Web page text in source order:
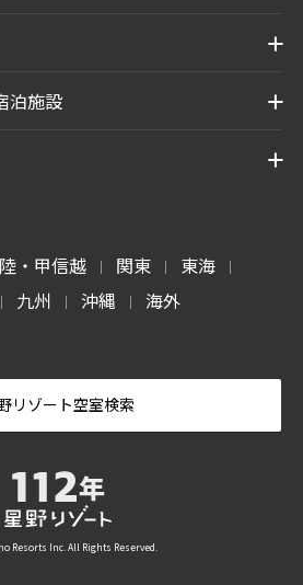
泊施設
・甲信越 | 関東 | 東海 |
| 九州 | 沖縄 | 海外
リゾート空室検索
Resorts Inc. All Rights Reserved.